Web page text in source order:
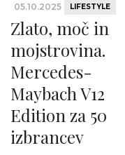
05.10.2025 LIFESTYLE
Zlato, moč in
mojstrovina.
Mercedes-
Maybach V12
Edition za 50
izbrancev